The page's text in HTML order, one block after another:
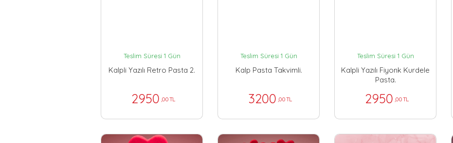
Teslim Süresi 1 Gün
Kalpli Yazılı Retro Pasta 2.
2950 ,00 TL
Teslim Süresi 1 Gün
Kalp Pasta Takvimli.
3200 ,00 TL
Teslim Süresi 1 Gün
Kalpli Yazılı Fiyonk Kurdele
Pasta.
2950 ,00 TL